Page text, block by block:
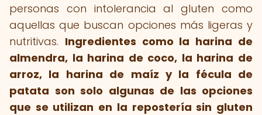
personas con intolerancia al gluten como
aquellas que buscan opciones más ligeras y
nutritivas. Ingredientes como la harina de
almendra, la harina de coco, la harina de
arroz, la harina de maíz y la fécula de
patata son solo algunas de las opciones
que se utilizan en la repostería sin gluten